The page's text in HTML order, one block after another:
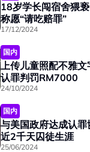
18岁学长闯宿舍猥
称愿“请吃赔罪”
17/12/2024
国内
上传儿童照配不雅文字被
认罪判罚RM7000
24/10/2024
国内
与美国政府达成认罪协议 阿桑
近2千天囚徒生涯
25/06/2024